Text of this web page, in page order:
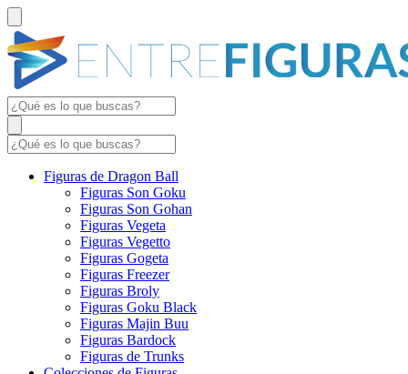
Figuras de Dragon Ball
Figuras Son Goku
Figuras Son Gohan
Figuras Vegeta
Figuras Vegetto
Figuras Gogeta
Figuras Freezer
Figuras Broly
Figuras Goku Black
Figuras Majin Buu
Figuras Bardock
Figuras de Trunks